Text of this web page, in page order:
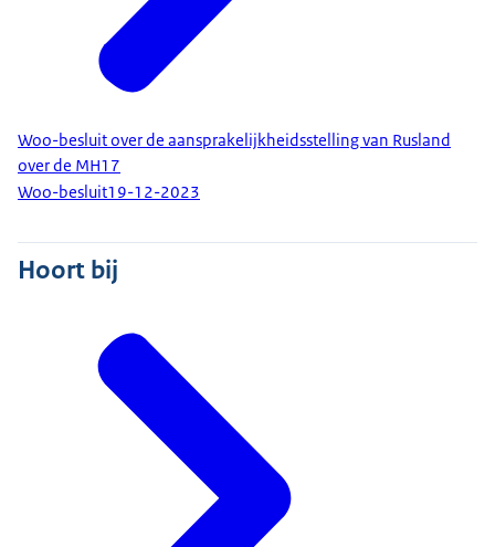
Woo-besluit over de aansprakelijkheidsstelling van Rusland
over de MH17
Woo-besluit19-12-2023
Hoort bij